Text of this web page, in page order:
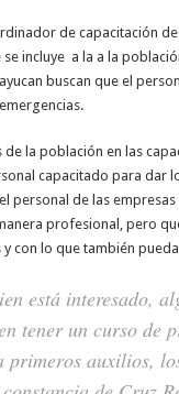
de capacitación de
incluye a la a la
buscan que el
la población en las
capacitado para dar
personal de las
profesional, pero
con lo que también
está interesado,
tener un curso de
primeros auxilios,